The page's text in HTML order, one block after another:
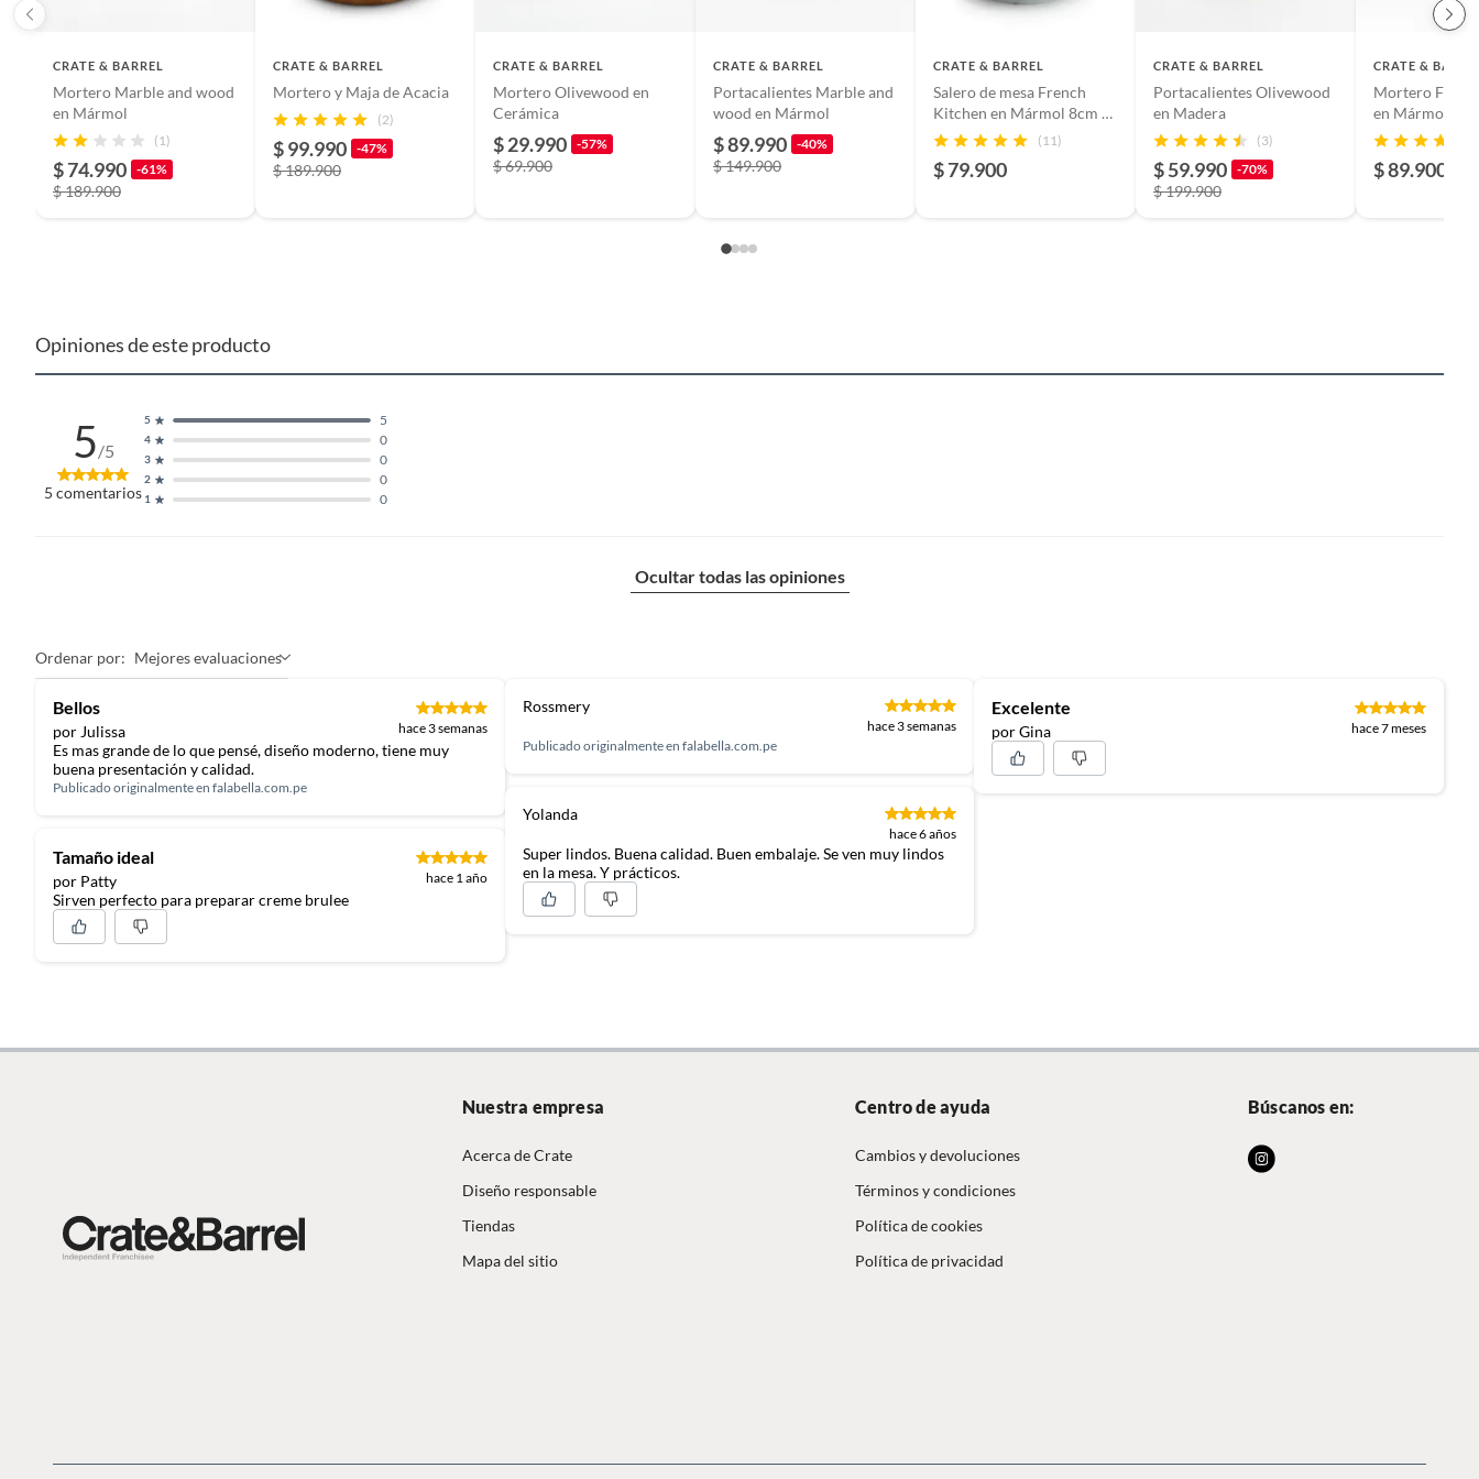
País de origen
Garantía
Forma
Tipo de bandeja
CRATE & BARREL
Mortero Marble and wood
en Mármol
(1)
$ 74.990 -61%
$ 189.900
CRATE & BARREL
Mortero y Maja de Acacia
(2)
$ 99.990 -47%
$ 189.900
CRATE & BARREL
Mortero Olivewood en
Cerámica
$ 29.990 -57%
$ 69.900
CRATE & BARREL
Portacalientes Marble and
wood en Mármol
$ 89.990 -40%
$ 149.900
CRATE & BARREL
Salero de mesa French
Kitchen en Mármol 8cm x
8 cm
(11)
$ 79.900
CRATE & BARREL
Portacalientes Olivewood
en Madera
(3)
$ 59.990 -70%
$ 199.900
CRATE &
Mortero
en Mármol
$ 89.900
Opiniones de este producto
5/5
5 comentarios 1 0
2 0
3 0
4 0
5 5
Ocultar todas las opiniones
Ordenar por: Mejores evaluaciones
Bellos
por Julissa hace 3 semanas
Es mas grande de lo que pensé, diseño moderno, tiene muy
buena presentación y calidad.
Publicado originalmente en falabella.com.pe
Tamaño ideal
por Patty hace 1 año
Sirven perfecto para preparar creme brulee
Rossmery
hace 3 semanas
Publicado originalmente en falabella.com.pe
Yolanda
hace 6 años
Super lindos. Buena calidad. Buen embalaje. Se ven muy lindos
en la mesa. Y prácticos.
Excelente
por Gina hace 7 meses
Nuestra empresa
Acerca de Crate
Diseño responsable
Tiendas
Mapa del sitio
Centro de ayuda
Cambios y devoluciones
Términos y condiciones
Política de cookies
Política de privacidad
Búscanos en: